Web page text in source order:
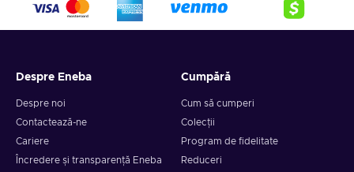
Despre Eneba
Despre noi
Contactează-ne
Cariere
Încredere și transparență Eneba
Cumpără
Cum să cumperi
Colecții
Program de fidelitate
Reduceri